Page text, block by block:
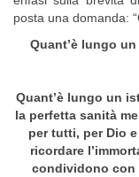
posta una domanda:
Quant’è lungo
Quant’è lungo un
la perfetta sanità
per tutti, per Dio
ricordare
condividono con